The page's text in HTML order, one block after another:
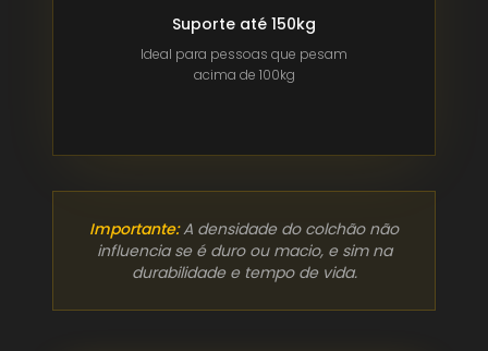
Suporte até 150kg
Ideal para pessoas que pesam
acima de 100kg
Importante:A densidade do colchão não
influencia se é duro ou macio, e sim na
durabilidade e tempo de vida.